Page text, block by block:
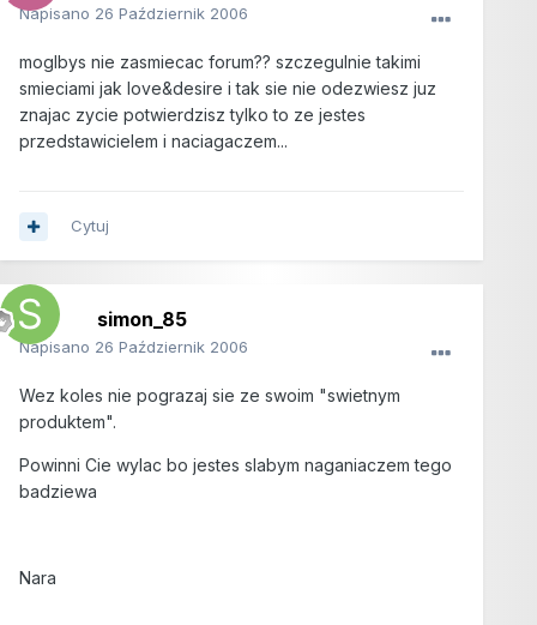
Napisano 26 Październik 2006
moglbys nie zasmiecac forum?? szczegulnie takimi
smieciami jak love&desire i tak sie nie odezwiesz juz
znajac zycie potwierdzisz tylko to ze jestes
przedstawicielem i naciagaczem...
Cytuj
simon_85
Napisano 26 Październik 2006
Wez koles nie pograzaj sie ze swoim "swietnym
produktem".
Powinni Cie wylac bo jestes slabym naganiaczem tego
badziewa
Nara